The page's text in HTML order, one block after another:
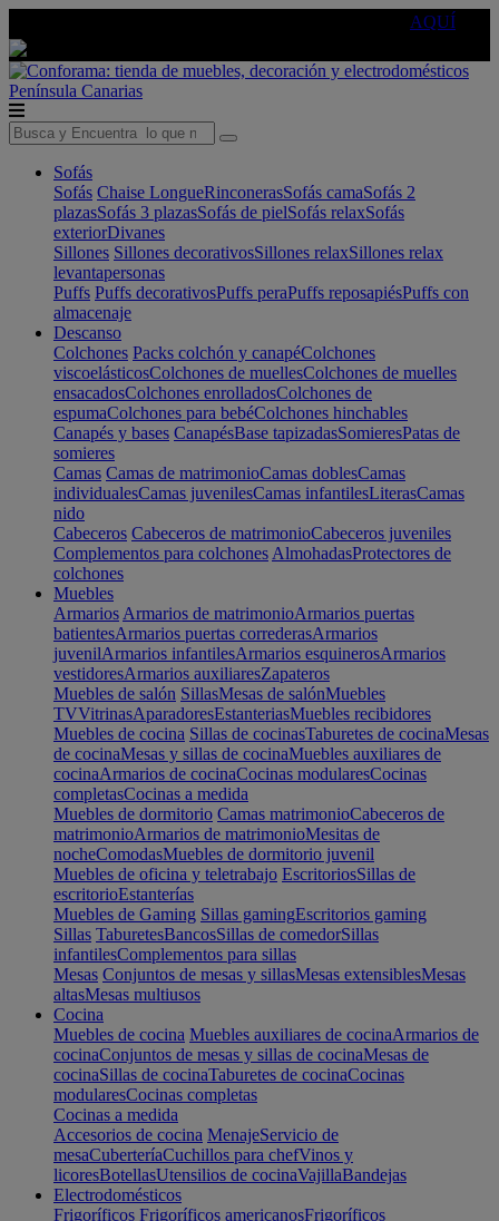
AQUÍ
Península Canarias
Sofás
Sofás Chaise LongueRinconerasSofás camaSofás 2
plazasSofás 3 plazasSofás de pielSofás relaxSofás
exteriorDivanes
Sillones Sillones decorativosSillones relaxSillones relax
levantapersonas
Puffs Puffs decorativosPuffs peraPuffs reposapiésPuffs con
almacenaje
Descanso
Colchones Packs colchón y canapéColchones
viscoelásticosColchones de muellesColchones de muelles
ensacadosColchones enrolladosColchones de
espumaColchones para bebéColchones hinchables
Canapés y bases CanapésBase tapizadasSomieresPatas de
somieres
Camas Camas de matrimonioCamas doblesCamas
individualesCamas juvenilesCamas infantilesLiterasCamas
nido
Cabeceros Cabeceros de matrimonioCabeceros juveniles
Complementos para colchones AlmohadasProtectores de
colchones
Muebles
Armarios Armarios de matrimonioArmarios puertas
batientesArmarios puertas correderasArmarios
juvenilArmarios infantilesArmarios esquinerosArmarios
vestidoresArmarios auxiliaresZapateros
Muebles de salón SillasMesas de salónMuebles
TVVitrinasAparadoresEstanteriasMuebles recibidores
Muebles de cocina Sillas de cocinasTaburetes de cocinaMesas
de cocinaMesas y sillas de cocinaMuebles auxiliares de
cocinaArmarios de cocinaCocinas modularesCocinas
completasCocinas a medida
Muebles de dormitorio Camas matrimonioCabeceros de
matrimonioArmarios de matrimonioMesitas de
nocheComodasMuebles de dormitorio juvenil
Muebles de oficina y teletrabajo EscritoriosSillas de
escritorioEstanterías
Muebles de Gaming Sillas gamingEscritorios gaming
Sillas TaburetesBancosSillas de comedorSillas
infantilesComplementos para sillas
Mesas Conjuntos de mesas y sillasMesas extensiblesMesas
altasMesas multiusos
Cocina
Muebles de cocina Muebles auxiliares de cocinaArmarios de
cocinaConjuntos de mesas y sillas de cocinaMesas de
cocinaSillas de cocinaTaburetes de cocinaCocinas
modularesCocinas completas
Cocinas a medida
Accesorios de cocina MenajeServicio de
mesaCuberteríaCuchillos para chefVinos y
licoresBotellasUtensilios de cocinaVajillaBandejas
Electrodomésticos
Frigoríficos Frigoríficos americanosFrigoríficos